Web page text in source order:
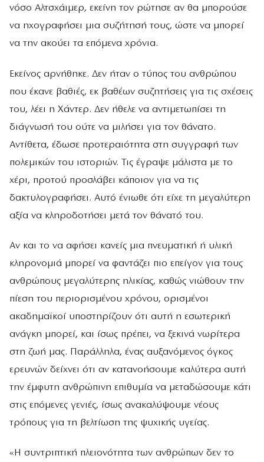
νόσο Αλτσχάιμερ, εκείνη τον ρώτησε αν θα μπορούσε
να ηχογραφήσει μια συζήτησή τους, ώστε να μπορεί
να την ακούει τα επόμενα χρόνια.
Εκείνος αρνήθηκε. Δεν ήταν ο τύπος του ανθρώπου
που έκανε βαθιές, εκ βαθέων συζητήσεις για τις σχέσεις
του, λέει η Χάντερ. Δεν ήθελε να αντιμετωπίσει τη
διάγνωσή του ούτε να μιλήσει για τον θάνατο.
Αντίθετα, έδωσε προτεραιότητα στη συγγραφή των
πολεμικών του ιστοριών. Τις έγραψε μάλιστα με το
χέρι, προτού προσλάβει κάποιον για να τις
δακτυλογραφήσει. Αυτό ένιωθε ότι είχε τη μεγαλύτερη
αξία να κληροδοτήσει μετά τον θάνατό του.
Αν και το να αφήσει κανείς μια πνευματική ή υλική
κληρονομιά μπορεί να φαντάζει πιο επείγον για τους
ανθρώπους μεγαλύτερης ηλικίας, καθώς νιώθουν την
πίεση του περιορισμένου χρόνου, ορισμένοι
ακαδημαϊκοί υποστηρίζουν ότι αυτή η εσωτερική
ανάγκη μπορεί, και ίσως πρέπει, να ξεκινά νωρίτερα
στη ζωή μας. Παράλληλα, ένας αυξανόμενος όγκος
ερευνών δείχνει ότι αν κατανοήσουμε καλύτερα αυτή
την έμφυτη ανθρώπινη επιθυμία να μεταδώσουμε κάτι
στις επόμενες γενιές, ίσως ανακαλύψουμε νέους
τρόπους για τη βελτίωση της ψυχικής υγείας.
«Η συντριπτική πλειονότητα των ανθρώπων δεν το